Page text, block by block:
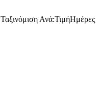
Ταξινόμιση Ανά:ΤιμήΗμέρες